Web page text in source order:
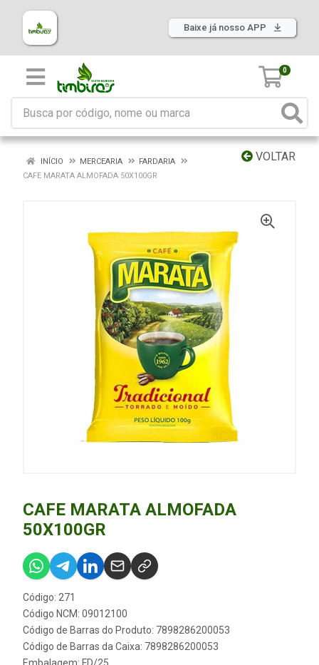
Baixe já nosso APP
0
VOLTAR
INÍCIO MERCEARIA
FARDARIA
CAFE MARATA ALMOFADA 50X100GR
CAFE MARATA ALMOFADA
50X100GR
Código: 271
Código NCM: 09012100
Código de Barras do Produto: 7898286200053
Código de Barras da Caixa: 7898286200053